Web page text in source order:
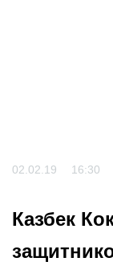
02.02.19 16:30
Казбек